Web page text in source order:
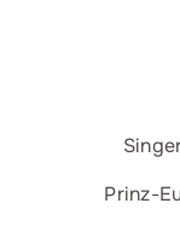
Prinz-